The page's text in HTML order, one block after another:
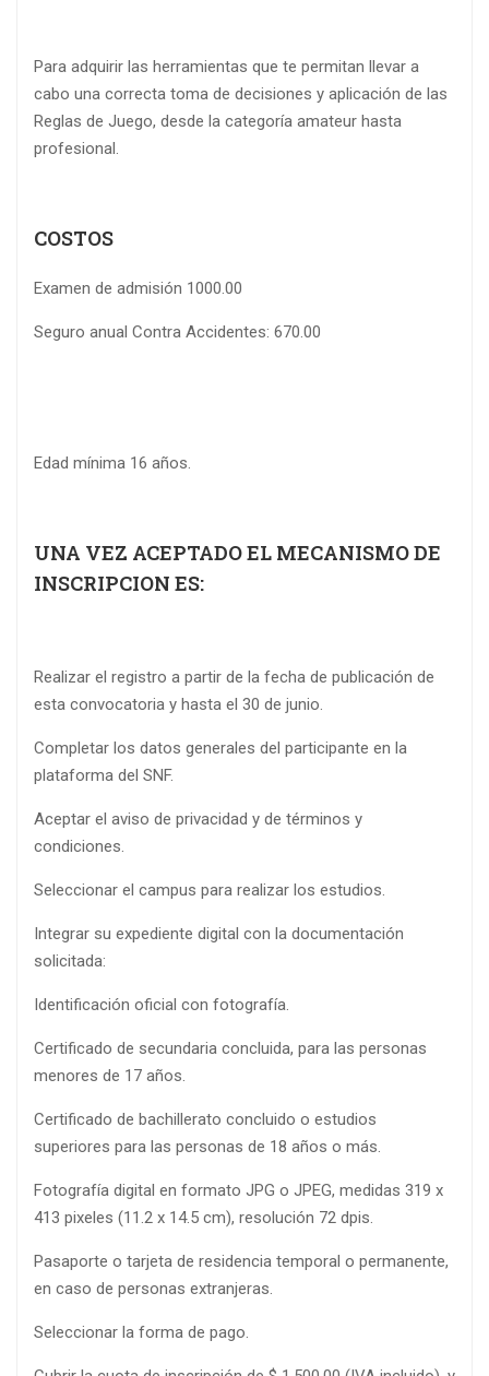
Para adquirir las herramientas que te permitan llevar a
cabo una correcta toma de decisiones y aplicación de las
Reglas de Juego, desde la categoría amateur hasta
profesional.
COSTOS
Examen de admisión 1000.00
Seguro anual Contra Accidentes: 670.00
Edad mínima 16 años.
UNA VEZ ACEPTADO EL MECANISMO DE
INSCRIPCION ES:
Realizar el registro a partir de la fecha de publicación de
esta convocatoria y hasta el 30 de junio.
Completar los datos generales del participante en la
plataforma del SNF.
Aceptar el aviso de privacidad y de términos y
condiciones.
Seleccionar el campus para realizar los estudios.
Integrar su expediente digital con la documentación
solicitada:
Identificación oficial con fotografía.
Certificado de secundaria concluida, para las personas
menores de 17 años.
Certificado de bachillerato concluido o estudios
superiores para las personas de 18 años o más.
Fotografía digital en formato JPG o JPEG, medidas 319 x
413 pixeles (11.2 x 14.5 cm), resolución 72 dpis.
Pasaporte o tarjeta de residencia temporal o permanente,
en caso de personas extranjeras.
Seleccionar la forma de pago.